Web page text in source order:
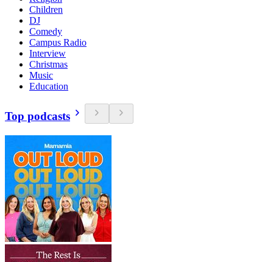
Children
DJ
Comedy
Campus Radio
Interview
Christmas
Music
Education
Top podcasts